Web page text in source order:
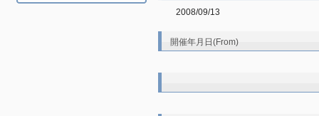
2008/09/13
開催年月日(From)